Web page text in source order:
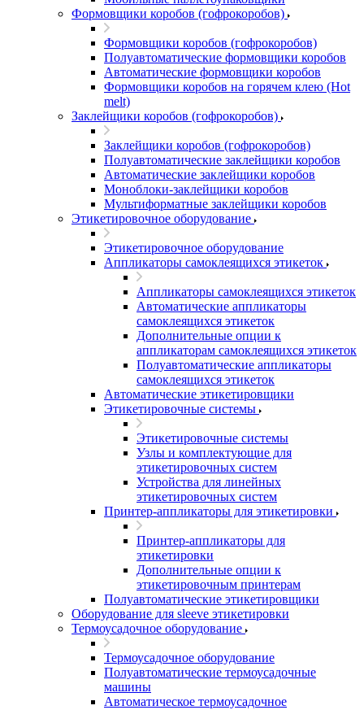
Формовщики коробов (гофрокоробов)
Формовщики коробов (гофрокоробов)
Полуавтоматические формовщики коробов
Автоматические формовщики коробов
Формовщики коробов на горячем клею (Hot
melt)
Заклейщики коробов (гофрокоробов)
Заклейщики коробов (гофрокоробов)
Полуавтоматические заклейщики коробов
Автоматические заклейщики коробов
Моноблоки-заклейщики коробов
Мультиформатные заклейщики коробов
Этикетировочное оборудование
Этикетировочное оборудование
Аппликаторы самоклеящихся этикеток
Аппликаторы самоклеящихся этикеток
Автоматические аппликаторы
самоклеящихся этикеток
Дополнительные опции к
аппликаторам самоклеящихся этикеток
Полуавтоматические аппликаторы
самоклеящихся этикеток
Автоматические этикетировщики
Этикетировочные системы
Этикетировочные системы
Узлы и комплектующие для
этикетировочных систем
Устройства для линейных
этикетировочных систем
Принтер-аппликаторы для этикетировки
Принтер-аппликаторы для
этикетировки
Дополнительные опции к
этикетировочным принтерам
Полуавтоматические этикетировщики
Оборудование для sleeve этикетировки
Термоусадочное оборудование
Термоусадочное оборудование
Полуавтоматические термоусадочные
машины
Автоматическое термоусадочное